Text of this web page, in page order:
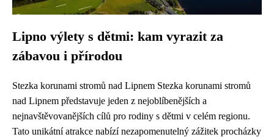
Lipno výlety s dětmi: kam vyrazit za
zábavou i přírodou
Stezka korunami stromů nad Lipnem Stezka korunami stromů
nad Lipnem představuje jeden z nejoblíbenějších a
nejnavštěvovanějších cílů pro rodiny s dětmi v celém regionu.
Tato unikátní atrakce nabízí nezapomenutelný zážitek procházky